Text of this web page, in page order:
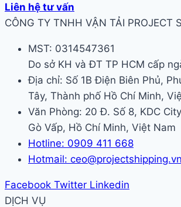
Liên hệ tư vấn
CÔNG TY TNHH VẬN TẢI PROJECT
MST: 0314547361
Do sở KH và ĐT TP HCM cấp
Địa chỉ: Số 1B Điện Biên Phủ,
Tây, Thành phố Hồ Chí Minh,
Văn Phòng: 20 Đ. Số 8, KDC
Gò Vấp, Hồ Chí Minh, Việt Nam
Hotline: 0909 411 668
Hotmail: ceo@projectshipping.vn
Facebook Twitter Linkedin
DỊCH VỤ